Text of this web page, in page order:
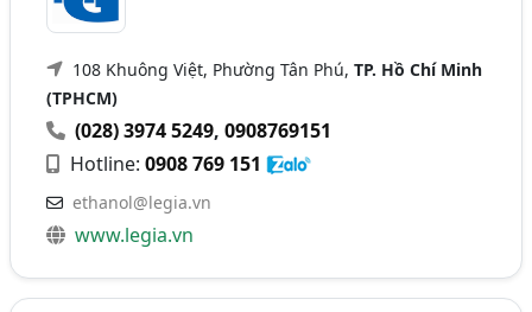
108 Khuông Việt, Phường Tân Phú,TP. Hồ Chí Minh
(TPHCM)
(028) 3974 5249,0908769151
Hotline:0908 769 151
ethanol@legia.vn
www.legia.vn